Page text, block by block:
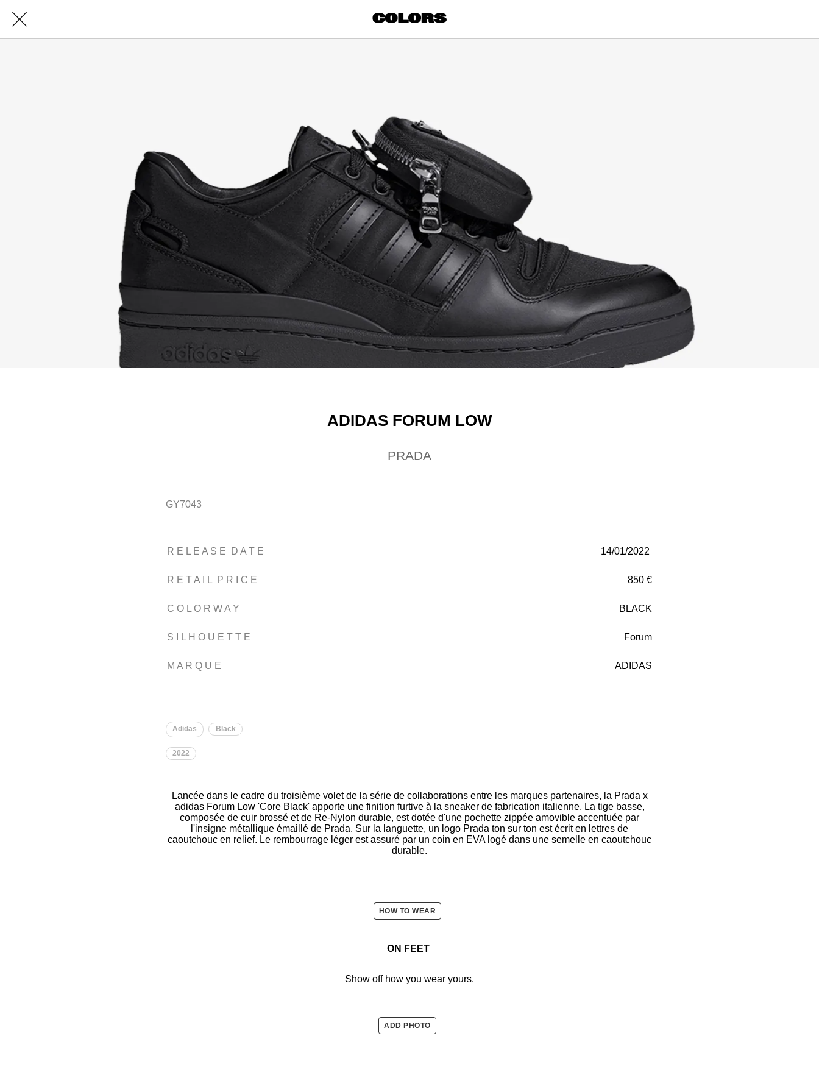
ADIDAS FORUM LOW
PRADA
GY7043
R E L E A S E D A T E 14/01/2022
R E T A I L P R I C E 850 €
C O L O R W A Y BLACK
S I L H O U E T T E Forum
M A R Q U E ADIDAS
Adidas Black
2022
Lancée dans le cadre du troisième volet de la série de collaborations entre les marques partenaires, la Prada x
adidas Forum Low 'Core Black' apporte une finition furtive à la sneaker de fabrication italienne. La tige basse,
composée de cuir brossé et de Re-Nylon durable, est dotée d'une pochette zippée amovible accentuée par
l'insigne métallique émaillé de Prada. Sur la languette, un logo Prada ton sur ton est écrit en lettres de
caoutchouc en relief. Le rembourrage léger est assuré par un coin en EVA logé dans une semelle en caoutchouc
durable.
HOW TO WEAR
ON FEET
Show off how you wear yours.
ADD PHOTO